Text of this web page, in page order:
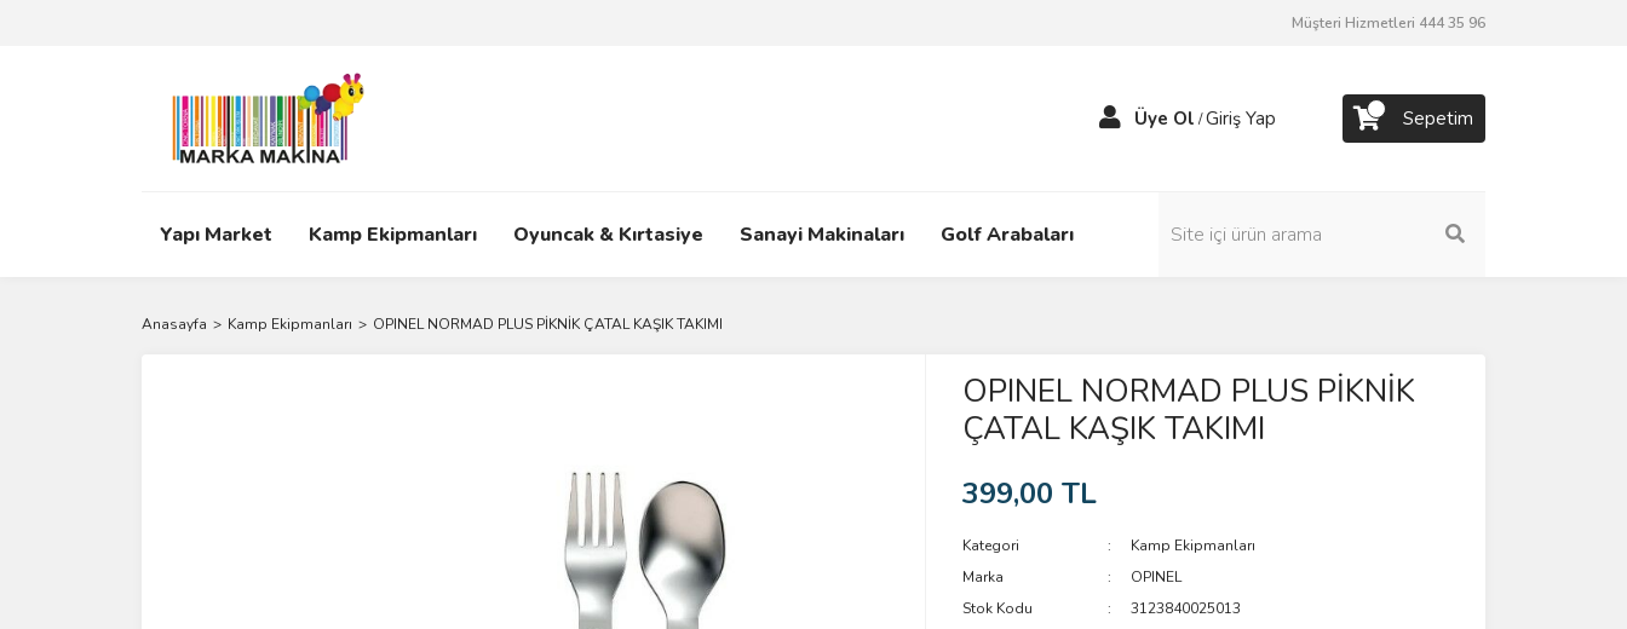
Müşteri Hizmetleri 444 35 96
Üye Ol /Giriş Yap Sepetim
Yapı Market Kamp Ekipmanları Oyuncak & Kırtasiye Sanayi Makinaları Golf Arabaları
Anasayfa Kamp Ekipmanları OPINEL NORMAD PLUS PİKNİK ÇATAL KAŞIK TAKIMI
OPINEL NORMAD PLUS PİKNİK
ÇATAL KAŞIK TAKIMI
399,00 TL
Kategori
Kamp Ekipmanları
Marka
OPINEL
Stok Kodu
3123840025013